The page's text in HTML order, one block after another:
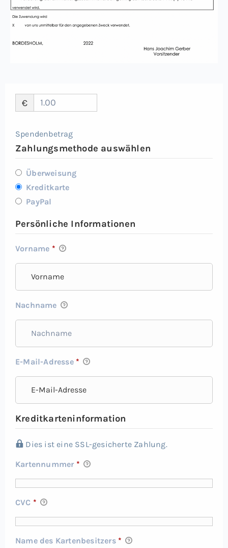
€
Spendenbetrag
Zahlungsmethode auswählen
Überweisung
Kreditkarte
PayPal
Persönliche Informationen
Vorname *
Nachname
E-Mail-Adresse *
Kreditkarteninformation
Dies ist eine SSL-gesicherte Zahlung.
Kartennummer *
CVC *
Name des Kartenbesitzers *